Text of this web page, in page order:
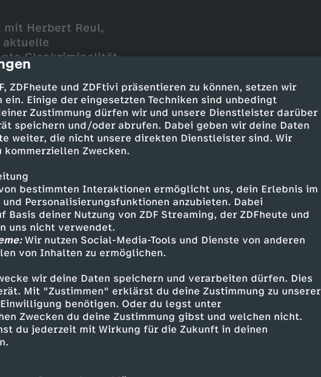
ZDFheute und ZDFtivi präsentieren zu können, setzen wir
Einige der eingesetzten Techniken sind unbedingt
Zustimmung dürfen wir und unsere Dienstleister darüber
speichern und/oder abrufen. Dabei geben wir deine Daten
weiter, die nicht unsere direkten Dienstleister sind. Wir
kommerziellen Zwecken.
bestimmten Interaktionen ermöglicht uns, dein Erlebnis im
Personalisierungsfunktionen anzubieten. Dabei
deiner Nutzung von ZDF Streaming, der ZDFheute und
uns nicht verwendet.
Wir nutzen Social-Media-Tools und Dienste von anderen
von Inhalten zu ermöglichen.
wir deine Daten speichern und verarbeiten dürfen. Dies
Mit "Zustimmen" erklärst du deine Zustimmung zu unserer
benötigen. Oder du legst unter
Zwecken du deine Zustimmung gibst und welchen nicht.
du jederzeit mit Wirkung für die Zukunft in deinen
Herbert Reul,
aktuelle
Clankriminalität
phoenix persönlich